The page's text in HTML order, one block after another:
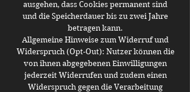
ausgehen, dass Cookies permanent sind
und die Speicherdauer bis zu zwei Jahre
betragen kann.
Allgemeine Hinweise zum Widerruf und
Widerspruch (Opt-Out): Nutzer können die
von ihnen abgegebenen Einwilligungen
jederzeit Widerrufen und zudem einen
Widerspruch gegen die Verarbeitung